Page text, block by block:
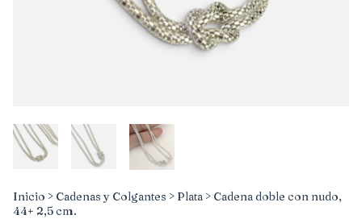
Inicio > Cadenas y Colgantes > Plata> Cadena doble con nudo,
44+ 2,5 cm.